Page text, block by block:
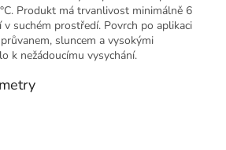
Produkt má trvanlivost minimálně 6
v suchém prostředí. Povrch po aplikaci
sluncem a vysokými
k nežádoucímu vysychání.